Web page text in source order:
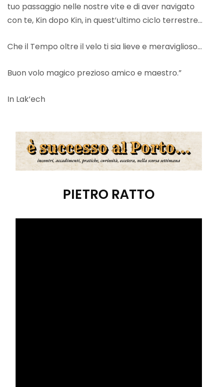
tuo passaggio nelle nostre vite e di aver navigato
con te, Kin dopo Kin, in quest’ultimo ciclo terrestre…
Che il Tempo oltre il velo ti sia lieve e meraviglioso…
Buon volo magico prezioso amico e maestro.”
In Lak’ech
PIETRO RATTO